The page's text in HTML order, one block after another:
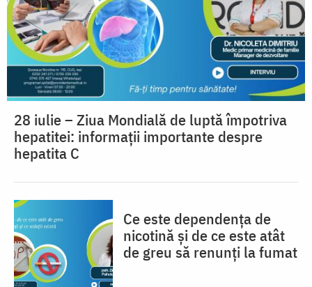
28 iulie – Ziua Mondială de luptă împotriva
hepatitei: informații importante despre
hepatita C
Ce este dependența de
nicotină și de ce este atât
de greu să renunți la fumat